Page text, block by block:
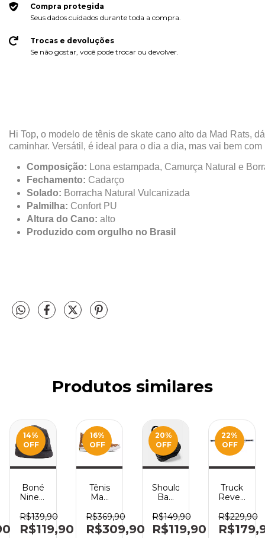
Compra protegida
Seus dados cuidados durante toda a compra.
Trocas e devoluções
Se não gostar, você pode trocar ou devolver.
Hi Top, o modelo de tênis de skate cano alto da Mad Rats,
caminhar. Versátil, é ideal para o dia a dia, mas vai bem
Composição: Lona estampada, Camurça Natural e
Fechamento: Cadarço
Solado: Borracha Natural Vulcanizada
Palmilha: Confort PU
Altura do Cano: alto
Produzido com orgulho no Brasil
Produtos similares
14%
OFF
Boné
Nineclouds
Panel
Preto
R$139,90
R$119,90
16%
OFF
Tênis
Mad
Hi Top
Camel
R$369,90
R$309,90
20%
OFF
Shoulder
Bag
Logo
Black
R$149,90
R$119,90
22%
OFF
Truck
Revenge
Color
R$229,90